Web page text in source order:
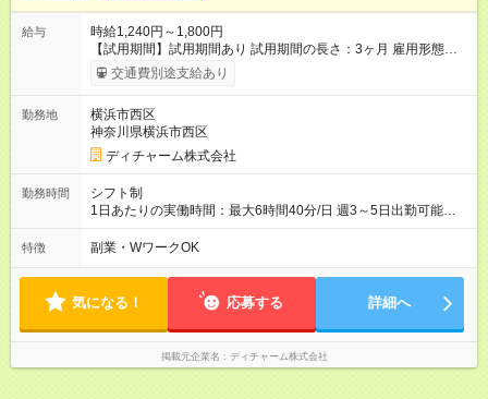
給与
時給1,240円～1,800円
【試用期間】試用期間あり 試用期間の長さ：3ヶ月 雇用形態、
給与は本採用時と同じです。
交通費別途支給あり
勤務地
横浜市西区
神奈川県横浜市西区
ディチャーム株式会社
勤務時間
シフト制
1日あたりの実働時間：最大6時間40分/日 週3～5日出勤可能な
方 （シフト例） 9:00～16:40（休憩1時間含む） ご希望に合わせ
て勤務終了時間はご相談可能です ※勤務地により多少の前後
特徴 副業・WワークOK
気になる！ 応募する 詳細へ
掲載元企業名 ディチャーム株式会社